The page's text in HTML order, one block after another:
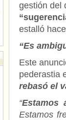
gestión del
estalló
“Es
Este
pederastia
rebasó el
“Estamos
Estamos